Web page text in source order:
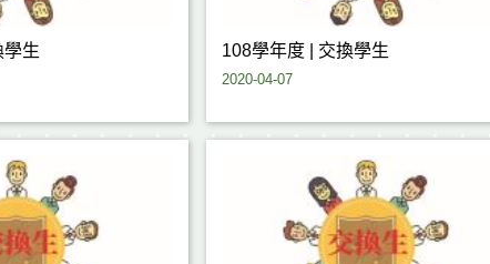
學生 108學年度 | 交換學生
2020-04-07